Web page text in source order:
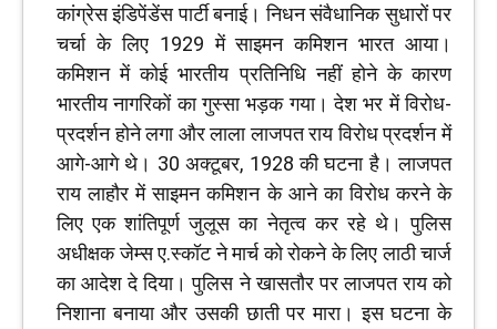
कांग्रेस इंडिपेंडेंस पार्टी बनाई। निधन संवैधानिक सुधारों पर
चर्चा के लिए 1929 में साइमन कमिशन भारत आया।
कमिशन में कोई भारतीय प्रतिनिधि नहीं होने के कारण
भारतीय नागरिकों का गुस्सा भड़क गया। देश भर में विरोध-
प्रदर्शन होने लगा और लाला लाजपत राय विरोध प्रदर्शन में
आगे-आगे थे। 30 अक्टूबर, 1928 की घटना है। लाजपत
राय लाहौर में साइमन कमिशन के आने का विरोध करने के
लिए एक शांतिपूर्ण जुलूस का नेतृत्व कर रहे थे। पुलिस
अधीक्षक जेम्स ए.स्कॉट ने मार्च को रोकने के लिए लाठी चार्ज
का आदेश दे दिया। पुलिस ने खासतौर पर लाजपत राय को
निशाना बनाया और उसकी छाती पर मारा। इस घटना के